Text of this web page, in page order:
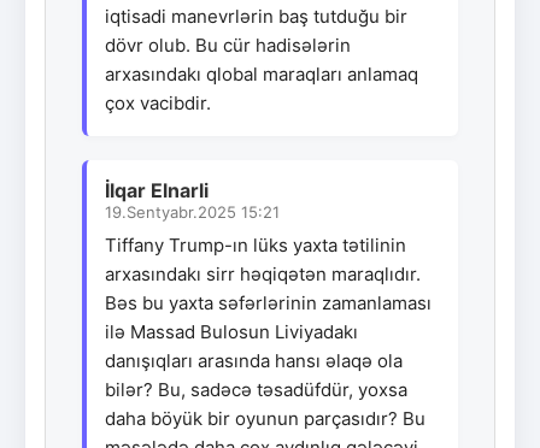
iqtisadi manevrlərin baş tutduğu bir
dövr olub. Bu cür hadisələrin
arxasındakı qlobal maraqları anlamaq
çox vacibdir.
İlqar Elnarli
19.Sentyabr.2025 15:21
Tiffany Trump-ın lüks yaxta tətilinin
arxasındakı sirr həqiqətən maraqlıdır.
Bəs bu yaxta səfərlərinin zamanlaması
ilə Massad Bulosun Liviyadakı
danışıqları arasında hansı əlaqə ola
bilər? Bu, sadəcə təsadüfdür, yoxsa
daha böyük bir oyunun parçasıdır? Bu